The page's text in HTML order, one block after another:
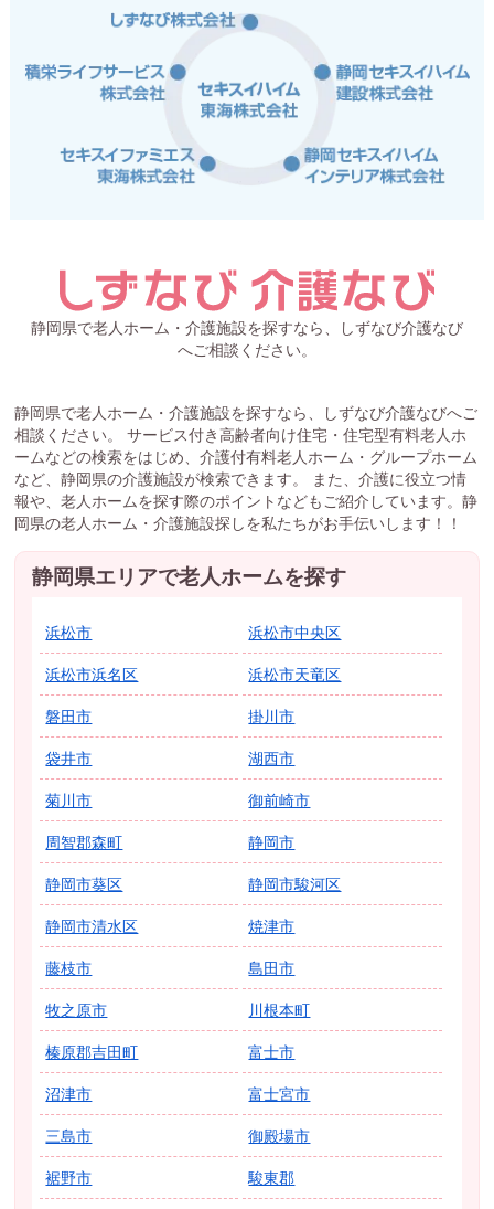
静岡県で老人ホーム・介護施設を探すなら、しずなび介護なび
へご相談ください。
静岡県で老人ホーム・介護施設を探すなら、しずなび介護なびへご
相談ください。 サービス付き高齢者向け住宅・住宅型有料老人ホ
ームなどの検索をはじめ、介護付有料老人ホーム・グループホーム
など、静岡県の介護施設が検索できます。 また、介護に役立つ情
報や、老人ホームを探す際のポイントなどもご紹介しています。静
岡県の老人ホーム・介護施設探しを私たちがお手伝いします！！
静岡県エリアで老人ホームを探す
浜松市 浜松市中央区
浜松市浜名区 浜松市天竜区
磐田市 掛川市
袋井市 湖西市
菊川市 御前崎市
周智郡森町 静岡市
静岡市葵区 静岡市駿河区
静岡市清水区 焼津市
藤枝市 島田市
牧之原市 川根本町
榛原郡吉田町 富士市
沼津市 富士宮市
三島市 御殿場市
裾野市 駿東郡